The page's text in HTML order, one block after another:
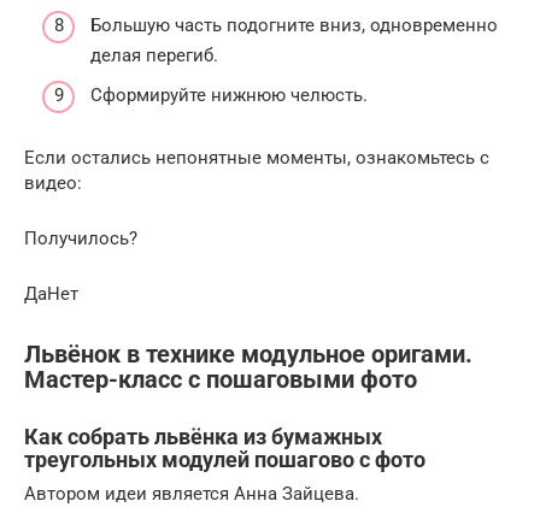
Большую часть подогните вниз, одновременно
делая перегиб.
Сформируйте нижнюю челюсть.
Если остались непонятные моменты, ознакомьтесь с
видео:
Получилось?
ДаНет
Львёнок в технике модульное оригами.
Мастер-класс с пошаговыми фото
Как собрать львёнка из бумажных
треугольных модулей пошагово с фото
Автором идеи является Анна Зайцева.